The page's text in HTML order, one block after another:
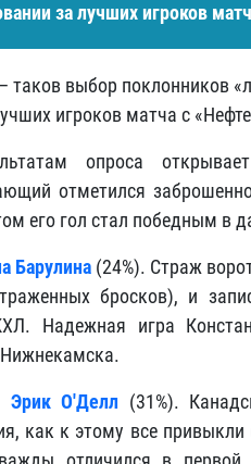
за лучших игроков
выбор поклонников
игроков матча с
опроса
отметился
его гол стал победным в
Барулина (24%). Страж
бросков), и
Надежная игра
Эрик О'Делл (31%).
как к этому все